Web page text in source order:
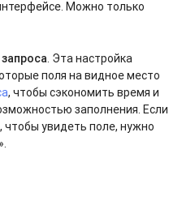
Можно только
. Эта настройка
поля на видное место
, чтобы сэкономить время и
заполнения. Если
чтобы увидеть поле, нужно